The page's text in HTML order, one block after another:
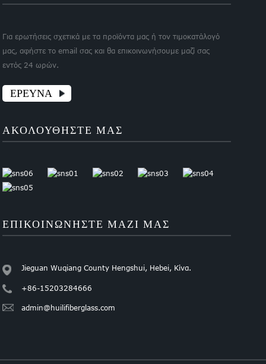
Για ερωτήσεις σχετικά με τα προϊόντα μας ή τον τιμοκατάλογό
μας, αφήστε το email σας και θα επικοινωνήσουμε μαζί σας
εντός 24 ωρών.
ΕΡΕΥΝΑ
ΑΚΟΛΟΥΘΉΣΤΕ ΜΑΣ
ΕΠΙΚΟΙΝΩΝΉΣΤΕ ΜΑΖΊ ΜΑΣ
Jieguan Wuqiang County Hengshui, Hebei, Κίνα.
+86-15203284666
admin@huilifiberglass.com